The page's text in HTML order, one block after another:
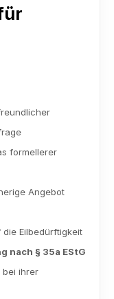
formellerer
Angebot
die Eilbedürftigkeit
nach § 35a EStG
bei ihrer